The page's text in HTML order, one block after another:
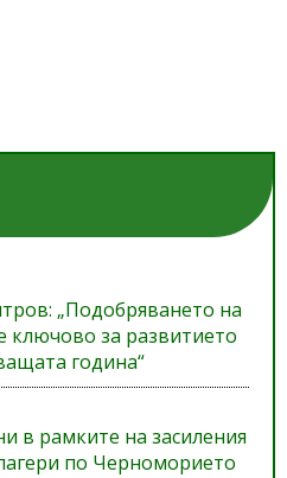
„Подобряването на
ключово за развитието
година“
в рамките на засиления
по Черноморието